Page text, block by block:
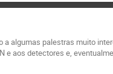
a algumas palestras muito
e aos detectores e,